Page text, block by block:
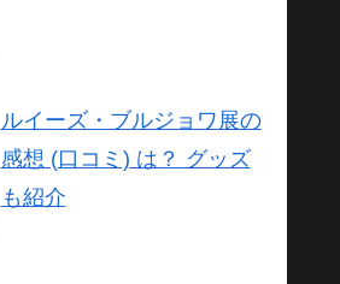
ルイーズ・ブルジョワ展の
感想 (口コミ) は？ グッズ
も紹介